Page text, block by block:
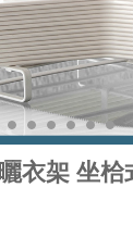
衣架 坐